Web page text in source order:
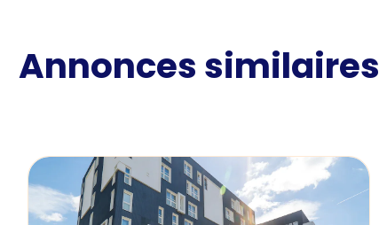
Annonces similaires